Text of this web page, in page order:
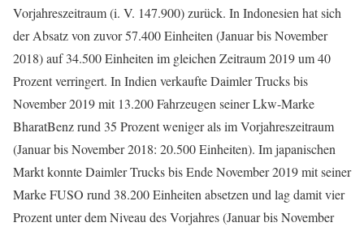
Vorjahreszeitraum (i. V. 147.900) zurück. In Indonesien hat sich
der Absatz von zuvor 57.400 Einheiten (Januar bis November
2018) auf 34.500 Einheiten im gleichen Zeitraum 2019 um 40
Prozent verringert. In Indien verkaufte Daimler Trucks bis
November 2019 mit 13.200 Fahrzeugen seiner Lkw-Marke
BharatBenz rund 35 Prozent weniger als im Vorjahreszeitraum
(Januar bis November 2018: 20.500 Einheiten). Im japanischen
Markt konnte Daimler Trucks bis Ende November 2019 mit seiner
Marke FUSO rund 38.200 Einheiten absetzen und lag damit vier
Prozent unter dem Niveau des Vorjahres (Januar bis November